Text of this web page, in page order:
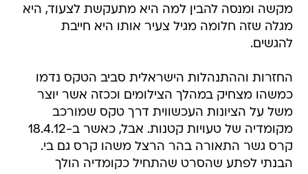
מקשה ומנסה להבין למה היא מתעקשת לצעוד, היא
מגלה שזה חלומה מגיל צעיר אותו היא חייבת
להגשים.
החזרות וההתנהלות הישראלית סביב הטקס נדמו
כמשהו מצחיק במהלך הצילומים וככזה אשר יוצר
משל על הציונות העכשווית דרך טקס שמורכב
מקומדיה של טעויות קטנות. אבל, כאשר ב-18.4.12
קרס גשר התאורה בהר הרצל משהו קרס גם בי.
הבנתי לפתע שהסרט שהתחיל כקומדיה הולך